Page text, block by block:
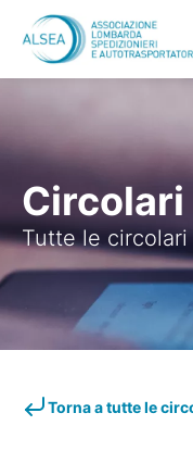
Vai al contenuto
Circolari
Tutte le
Torna a tutte le